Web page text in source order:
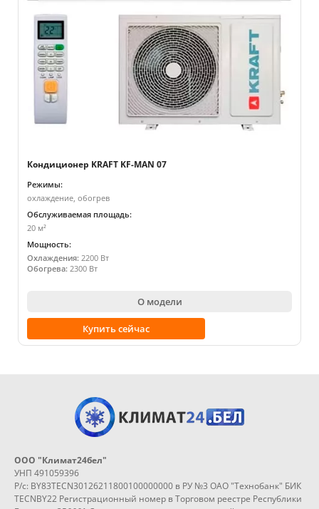
Кондиционер KRAFT KF-MAN 07
Режимы:
охлаждение, обогрев
Обслуживаемая площадь:
20 м²
Мощность:
Охлаждения: 2200 Вт
Обогрева: 2300 Вт
О модели
Купить сейчас
ООО "Климат24бел"
УНП 491059396
Р/с: BY83TECN30126211800100000000 в РУ №3 ОАО "Технобанк" БИК
TECNBY22 Регистрационный номер в Торговом реестре Республики